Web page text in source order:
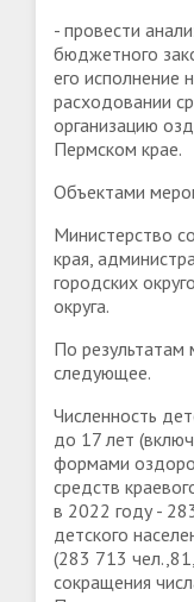
- провести
бюджетного
его исполнение
расходовании
организацию
Пермском крае.
Объектами
Министерство
края,
городских
округа.
По результатам
следующее.
Численность
до 17 лет
формами
средств
в 2022 году -
детского
(283 713
сокращения